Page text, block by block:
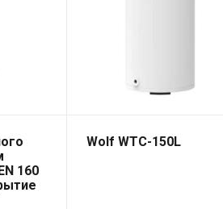
160
Wolf WTC-150L